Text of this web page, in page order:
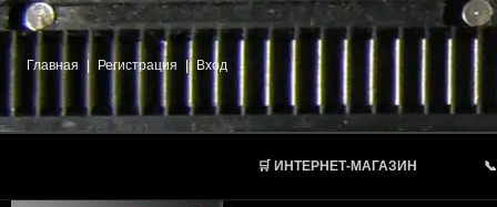
Главная Регистрация | Вход
🛒 ИНТЕРНЕТ-МАГАЗИН